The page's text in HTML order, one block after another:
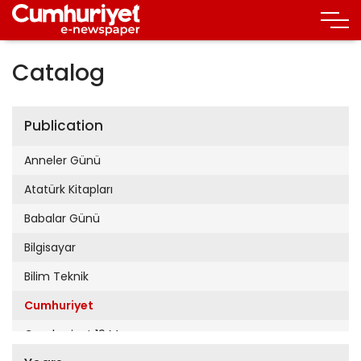
Catalog
Publication
Anneler Günü
Atatürk Kitapları
Babalar Günü
Bilgisayar
Bilim Teknik
Cumhuriyet
Cumhuriyet 19 Mayıs